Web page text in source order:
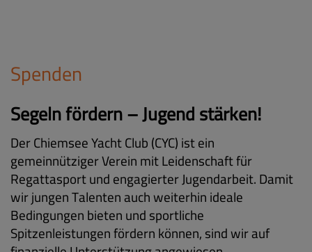
Spenden
Segeln fördern – Jugend stärken!
Der Chiemsee Yacht Club (CYC) ist ein
gemeinnütziger Verein mit Leidenschaft für
Regattasport und engagierter Jugendarbeit. Damit
wir jungen Talenten auch weiterhin ideale
Bedingungen bieten und sportliche
Spitzenleistungen fördern können, sind wir auf